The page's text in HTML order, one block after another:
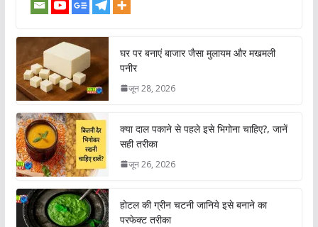
घर पर बनाएं बाजार जैसा मुलायम और मखमली
पनीर
जून 28, 2026
क्या दाल पकाने से पहले इसे भिगोना चाहिए?, जानें
सही तरीका
जून 26, 2026
होटल की ग्रीन चटनी जानिये इसे बनाने का
परफेक्ट तरीका